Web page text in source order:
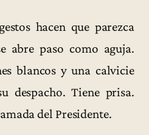
hacen que parezca
abre paso como aguja.
blancos y una calvicie
despacho. Tiene prisa.
del Presidente.